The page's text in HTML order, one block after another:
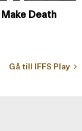
Death
Gå till IFFS Play